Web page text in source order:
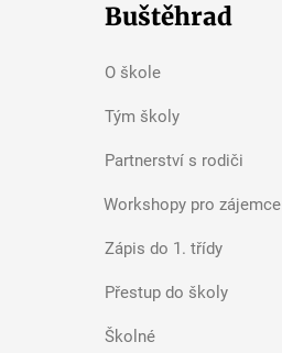
Buštěhrad
O škole
Tým školy
Partnerství s rodiči
Workshopy pro zájemce
Zápis do 1. třídy
Přestup do školy
Školné